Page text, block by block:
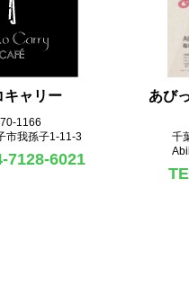
キャリー
市我孫子1-11-3
7128-6021
あび
千